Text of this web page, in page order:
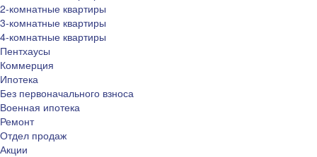
2-комнатные квартиры
3-комнатные квартиры
4-комнатные квартиры
Пентхаусы
Коммерция
Ипотека
Без первоначального взноса
Военная ипотека
Ремонт
Отдел продаж
Акции